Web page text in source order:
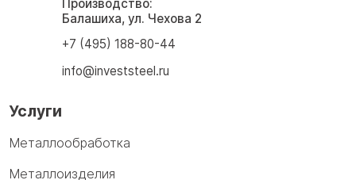
Производство:
Балашиха, ул. Чехова 2
+7 (495) 188-80-44
info@investsteel.ru
Услуги
Металлообработка
Металлоизделия